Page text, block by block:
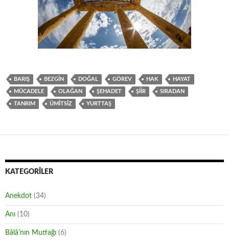
BARIŞ BEZGIN DOĞAL GÖREV HAK HAYAT
MÜCADELE OLAĞAN ŞEHADET ŞIIR SIRADAN
TANRIM ÜMITSIZ YURTTAŞ
KATEGORILER
Anekdot (34)
Anı (10)
Bâlâ'nın Mutfağı (6)